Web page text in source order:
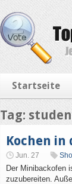
Startseite
Tag:
Kochen
Jun. 27
Der Minibackofen
zuzubereiten.